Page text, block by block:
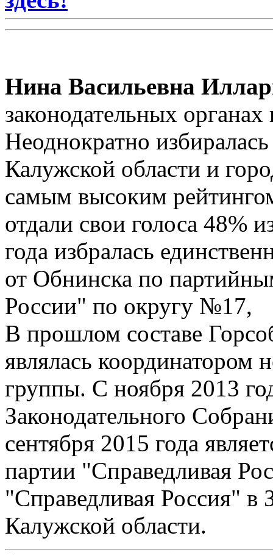
Нина Васильевна
законодательных органах
Неоднократно
Калужской области и
самым высоким
отдали свои голоса 48%
года избралась
от Обнинска по
России" по округу №17,
В прошлом составе
являлась координатором
группы. С ноября 2013
Законодательного
сентября 2015 года
партии "Справедливая
"Справедливая Россия" в
Калужской области.